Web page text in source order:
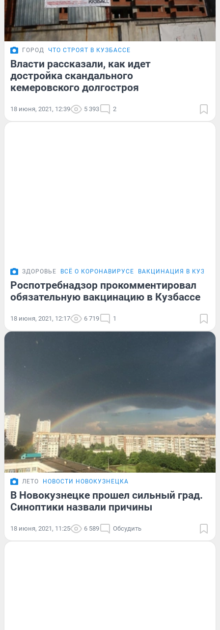
ГОРОД ЧТО СТРОЯТ В КУЗБАССЕ
Власти рассказали, как идет
достройка скандального
кемеровского долгостроя
18 июня, 2021, 12:39 5 393 2
ЗДОРОВЬЕ ВСЁ О КОРОНАВИРУСЕ ВАКЦИНАЦИЯ В
Роспотребнадзор прокомментировал
обязательную вакцинацию в Кузбассе
18 июня, 2021, 12:17 6 719 1
ЛЕТО НОВОСТИ НОВОКУЗНЕЦКА
В Новокузнецке прошел сильный град.
Синоптики назвали причины
18 июня, 2021, 11:25 6 589 Обсудить